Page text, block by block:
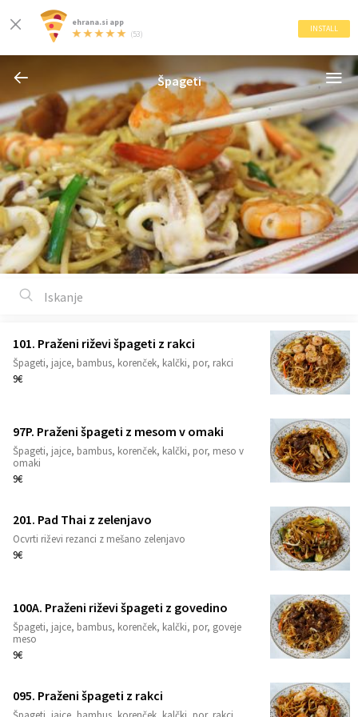
ehrana.si app
(53)
INSTALL
Špageti
101. Praženi riževi špageti z rakci
Špageti, jajce, bambus, korenček, kalčki, por, rakci
9€
97P. Praženi špageti z mesom v omaki
Špageti, jajce, bambus, korenček, kalčki, por, meso v
omaki
9€
201. Pad Thai z zelenjavo
Ocvrti riževi rezanci z mešano zelenjavo
9€
100A. Praženi riževi špageti z govedino
Špageti, jajce, bambus, korenček, kalčki, por, goveje
meso
9€
095. Praženi špageti z rakci